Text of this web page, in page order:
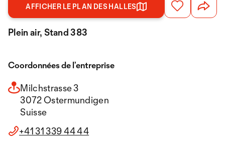
AFFICHER LE PLAN DES HALLES
Plein air, Stand 383
Coordonnées de l’entreprise
Milchstrasse 3
3072 Ostermundigen
Suisse
+41 31 339 44 44